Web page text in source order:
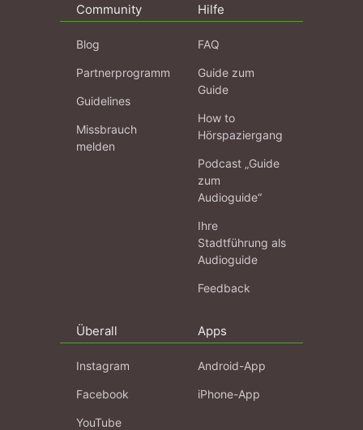
Community
Blog
Partnerprogramm
Guidelines
Missbrauch
melden
Hilfe
FAQ
Guide zum
Guide
How to
Hörspaziergang
Podcast „Guide
zum
Audioguide“
Ihre
Stadtführung als
Audioguide
Feedback
Überall
Instagram
Facebook
YouTube
Apps
Android-App
iPhone-App